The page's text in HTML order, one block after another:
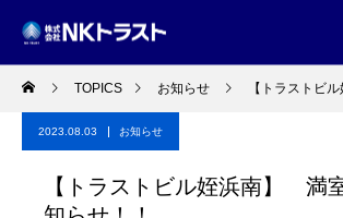
TOPICS お知らせ 【トラストビル姪浜
2023.08.03 お知らせ
【トラストビル姪浜南】 満